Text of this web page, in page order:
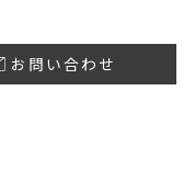
お問い合わせ